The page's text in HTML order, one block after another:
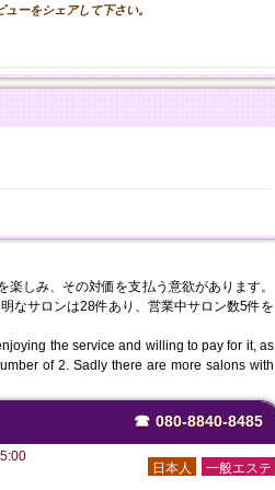
ーをシェアして下さい。
しみ、その対価を支払う意欲があります。
なサロンは28件あり、営業中サロン数5件を
the service and willing to pay for it, as
of 2. Sadly there are more salons with
☎ 080-8840-8485
一般エステ
日本人